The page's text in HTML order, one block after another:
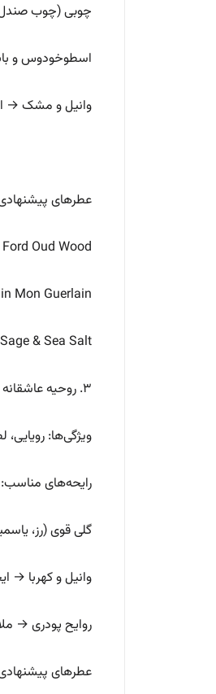
چوبی (چوب
اسطوخودوس و
وانیل و مشک →
عطرهای
Oud Wood
Mon Guerlain
& Sea Salt
۳. روحیه عاشقانه و احساسی
ویژگی‌ها:
رایحه‌های مناسب:
گلی قوی (رز،
وانیل و کهربا
روایح پودری →
عطرهای